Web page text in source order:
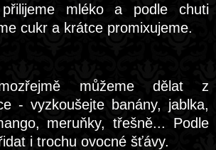
mléko a podle chuti
cukr a krátce promixujeme.
můžeme dělat z
- vyzkoušejte banány, jablka,
meruňky, třešně... Podle
i trochu ovocné šťávy.